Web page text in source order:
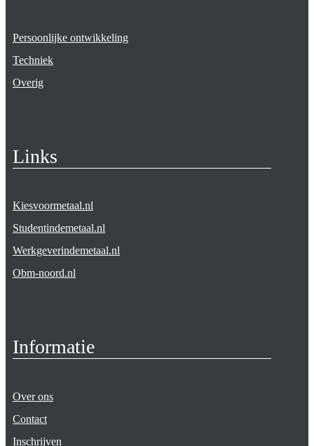
Persoonlijke ontwikkeling
Techniek
Overig
Links
Kiesvoormetaal.nl
Studentindemetaal.nl
Werkgeverindemetaal.nl
Obm-noord.nl
Informatie
Over ons
Contact
Inschrijven